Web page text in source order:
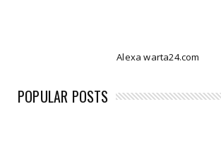
Alexa warta24.com
POPULAR POSTS